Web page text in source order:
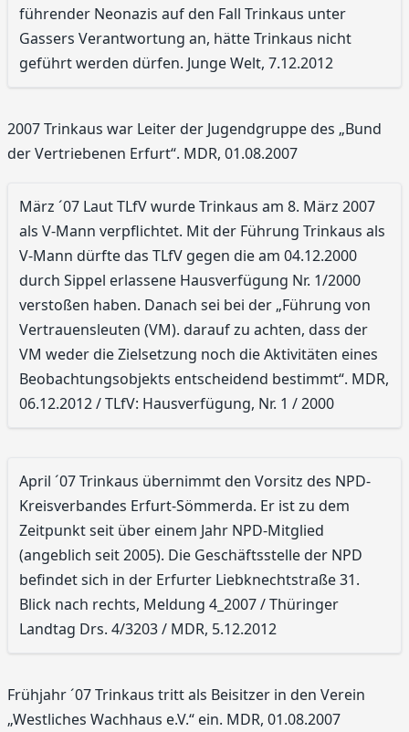
führender Neonazis auf den Fall Trinkaus unter
Gassers Verantwortung an, hätte Trinkaus nicht
geführt werden dürfen. Junge Welt, 7.12.2012
2007 Trinkaus war Leiter der Jugendgruppe des „Bund
der Vertriebenen Erfurt“. MDR, 01.08.2007
März ´07 Laut TLfV wurde Trinkaus am 8. März 2007
als V-Mann verpflichtet. Mit der Führung Trinkaus als
V-Mann dürfte das TLfV gegen die am 04.12.2000
durch Sippel erlassene Hausverfügung Nr. 1/2000
verstoßen haben. Danach sei bei der „Führung von
Vertrauensleuten (VM). darauf zu achten, dass der
VM weder die Zielsetzung noch die Aktivitäten eines
Beobachtungsobjekts entscheidend bestimmt“. MDR,
06.12.2012 / TLfV: Hausverfügung, Nr. 1 / 2000
April ´07 Trinkaus übernimmt den Vorsitz des NPD-
Kreisverbandes Erfurt-Sömmerda. Er ist zu dem
Zeitpunkt seit über einem Jahr NPD-Mitglied
(angeblich seit 2005). Die Geschäftsstelle der NPD
befindet sich in der Erfurter Liebknechtstraße 31.
Blick nach rechts, Meldung 4_2007 / Thüringer
Landtag Drs. 4/3203 / MDR, 5.12.2012
Frühjahr ´07 Trinkaus tritt als Beisitzer in den Verein
„Westliches Wachhaus e.V.“ ein. MDR, 01.08.2007